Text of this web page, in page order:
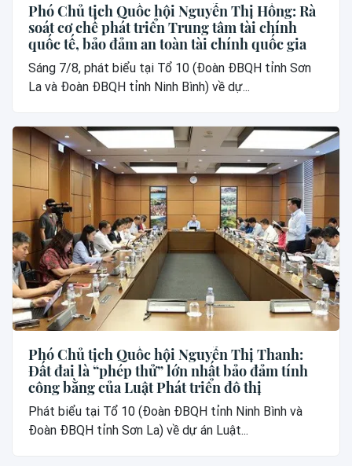
Phó Chủ tịch Quốc hội Nguyễn Thị Hồng: Rà
soát cơ chế phát triển Trung tâm tài chính
quốc tế, bảo đảm an toàn tài chính quốc gia
Sáng 7/8, phát biểu tại Tổ 10 (Đoàn ĐBQH tỉnh Sơn
La và Đoàn ĐBQH tỉnh Ninh Bình) về dự...
Phó Chủ tịch Quốc hội Nguyễn Thị Thanh:
Đất đai là “phép thử” lớn nhất bảo đảm tính
công bằng của Luật Phát triển đô thị
Phát biểu tại Tổ 10 (Đoàn ĐBQH tỉnh Ninh Bình và
Đoàn ĐBQH tỉnh Sơn La) về dự án Luật...